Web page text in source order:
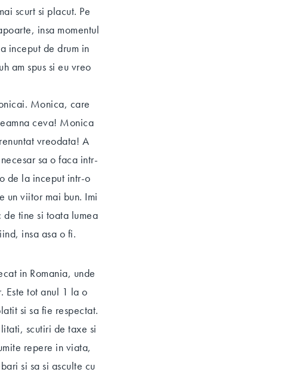
scurt si placut. Pe
insa momentul
inceput de drum in
am spus si eu vreo
Monica, care
ceva! Monica
vreodata! A
sa o faca intr-
de la inceput intr-o
un viitor mai bun. Imi
de tine si toata lumea
insa asa o fi.
in Romania, unde
Este tot anul 1 la o
si sa fie respectat.
scutiri de taxe si
repere in viata,
si sa si asculte cu